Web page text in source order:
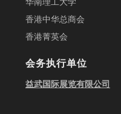
香港中华总商会
香港菁英会
会务执行单位
益武国际展览有限公司